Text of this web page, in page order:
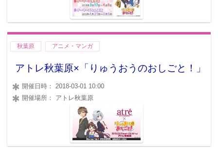
秋葉原 アニメ・マンガ
アトレ秋葉原×「りゅうおうのおしごと！」
開催日時： 2018-03-01 10:00
開催場所： アトレ秋葉原